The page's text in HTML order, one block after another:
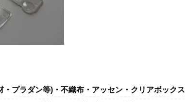
プラダン等)・不織布・アッセン・クリアボックス